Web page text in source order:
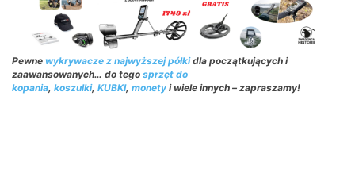
Pewne wykrywacze z najwyższej półkidla początkujących i
zaawansowanych… do tego sprzęt do
kopania, koszulki, KUBKI, monety i wiele innych – zapraszamy!